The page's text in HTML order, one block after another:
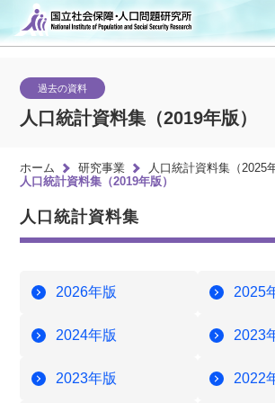
過去の資料
人口統計資料集（2019年版）
ホーム 研究事業
人口統計資料集（2025
人口統計資料集（2019年版）
人口統計資料集
2026年版 2025
2024年版 2023
2023年版 2022